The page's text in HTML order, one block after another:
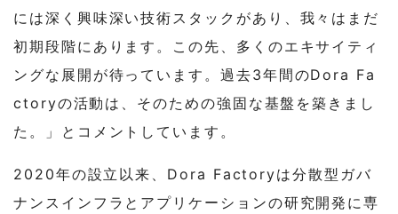
には深く興味深い技術スタックがあり、我々はまだ
初期段階にあります。この先、多くのエキサイティ
ングな展開が待っています。過去3年間のDora Fa
ctoryの活動は、そのための強固な基盤を築きまし
た。」とコメントしています。
2020年の設立以来、Dora Factoryは分散型ガバ
ナンスインフラとアプリケーションの研究開発に専